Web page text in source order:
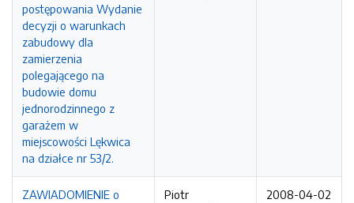
postępowania Wydanie
decyzji o warunkach
zabudowy dla
zamierzenia
polegającego na
budowie domu
jednorodzinnego z
garażem w
miejscowości Lękwica
na działce nr 53/2.
ZAWIADOMIENIE o
Piotr
2008-04-02